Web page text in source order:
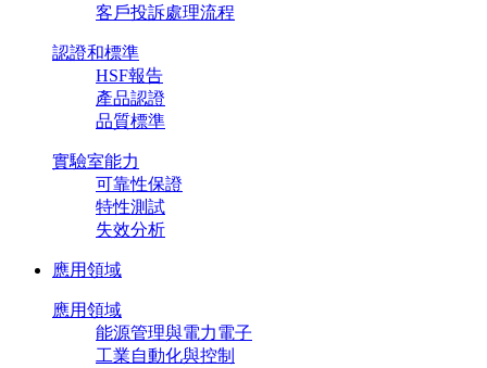
客戶投訴處理流程
認證和標準
HSF報告
產品認證
品質標準
實驗室能力
可靠性保證
特性測試
失效分析
應用領域
應用領域
能源管理與電力電子
工業自動化與控制